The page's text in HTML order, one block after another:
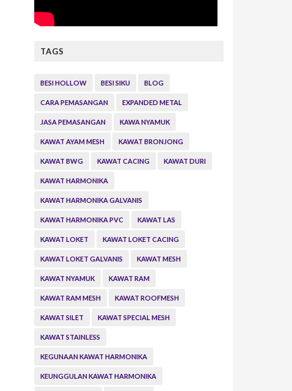
TAGS
BESI HOLLOW BESI SIKU BLOG
CARA PEMASANGAN EXPANDED METAL
JASA PEMASANGAN KAWA NYAMUK
KAWAT AYAM MESH KAWAT BRONJONG
KAWAT BWG KAWAT CACING KAWAT DURI
KAWAT HARMONIKA
KAWAT HARMONIKA GALVANIS
KAWAT HARMONIKA PVC KAWAT LAS
KAWAT LOKET KAWAT LOKET CACING
KAWAT LOKET GALVANIS KAWAT MESH
KAWAT NYAMUK KAWAT RAM
KAWAT RAM MESH KAWAT ROOFMESH
KAWAT SILET KAWAT SPECIAL MESH
KAWAT STAINLESS
KEGUNAAN KAWAT HARMONIKA
KEUNGGULAN KAWAT HARMONIKA